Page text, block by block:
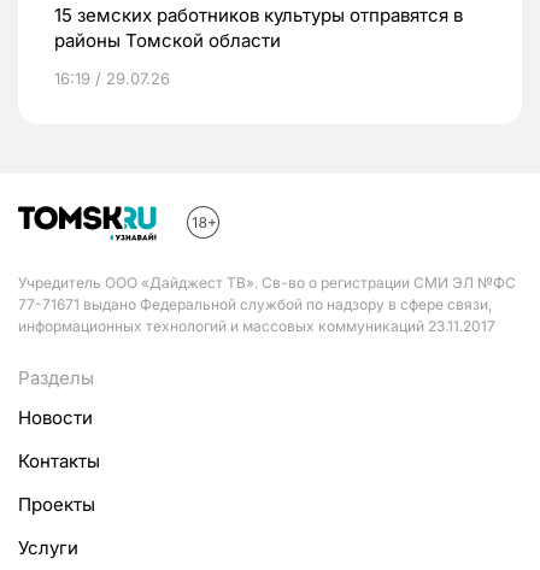
15 земских работников культуры отправятся в
районы Томской области
16:19 / 29.07.26
Учредитель ООО «Дайджест ТВ». Св-во о регистрации СМИ ЭЛ №ФС
77-71671 выдано Федеральной службой по надзору в сфере связи,
информационных технологий и массовых коммуникаций 23.11.2017
Разделы
Новости
Контакты
Проекты
Услуги